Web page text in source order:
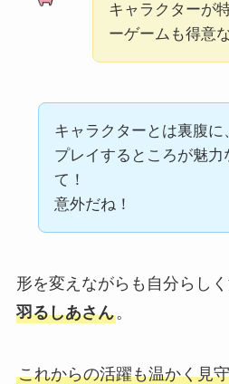
キャラクターが
ーゲームも得意
キャラクターとは裏腹に
プレイするところが魅力
て！
意外だね！
形を変えながらも自分らし
羽るしあさん。
これからの活躍も温かく見